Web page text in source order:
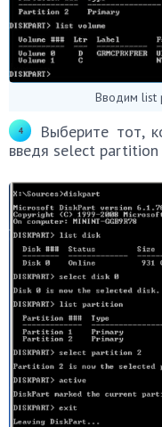
Вводим list
Выберите тот,
введя select partition